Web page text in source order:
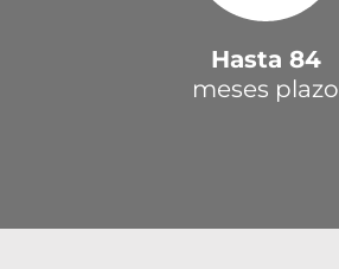
Hasta 84
meses plazo